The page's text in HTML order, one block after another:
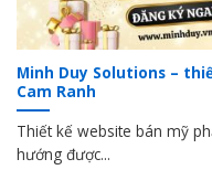
Minh Duy Solutions –
Cam Ranh
Thiết kế website bán mỹ
hướng được...